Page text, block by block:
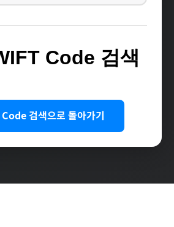
Code 검색
검색으로 돌아가기